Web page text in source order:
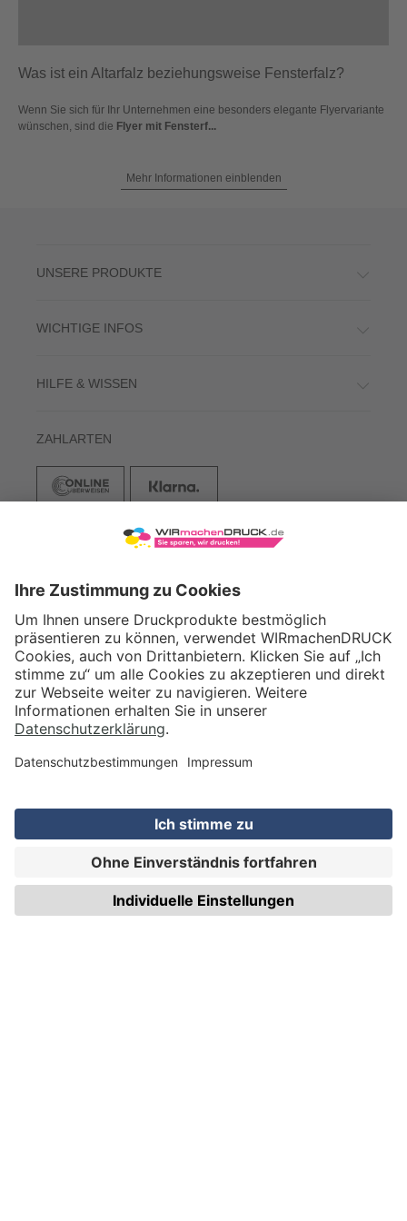
Was ist ein Altarfalz beziehungsweise Fensterfalz?
Wenn Sie sich für Ihr Unternehmen eine besonders elegante Flyervariante
wünschen, sind die Flyer mit Fensterf...
Mehr Informationen einblenden
UNSERE PRODUKTE
WICHTIGE INFOS
HILFE & WISSEN
ZAHLARTEN
VERSAND
WIRmachenDRUCK GmbH